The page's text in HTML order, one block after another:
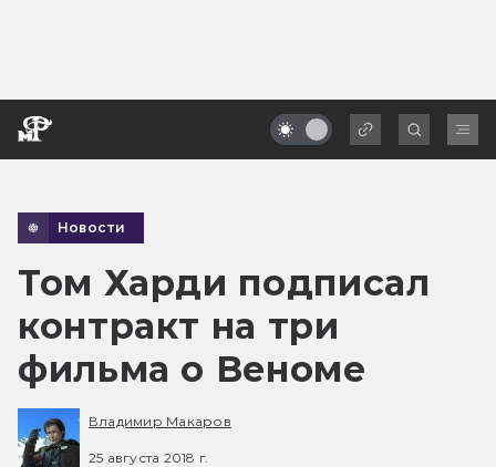
Новости
Том Харди подписал
контракт на три
фильма о Веноме
Владимир Макаров
25 августа 2018 г.